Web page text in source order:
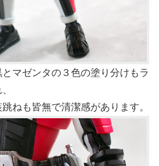
マゼンタの３色の塗り分けもラ
ねも皆無で清潔感があります。